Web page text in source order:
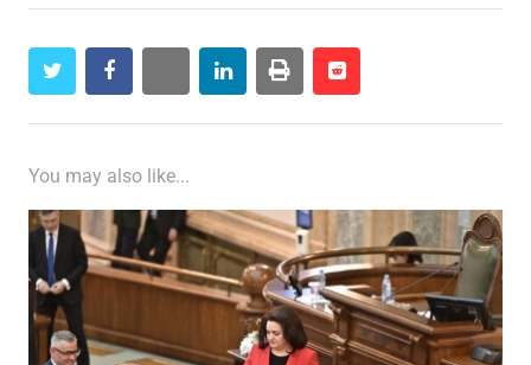
twitterfacebookwhatsapplinkedinprint reddit
reddit
You may also like...